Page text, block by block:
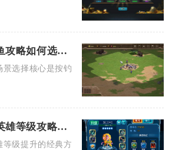
帝国战纪钓鱼攻略如何选择合适的钓鱼场景
景选择核心是按钓竿等级、目标鱼种与资源
赛尔号超级英雄等级攻略有哪些经典方法
等级提升的经典方法核心是高效利用体力、